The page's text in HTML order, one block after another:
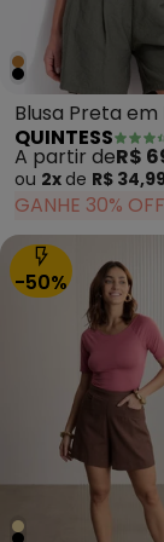
Blusa Preta em
Algodão
QUINTESS
A partir deR$
ou 2x de R$
GANHE 30% OFF
-50%